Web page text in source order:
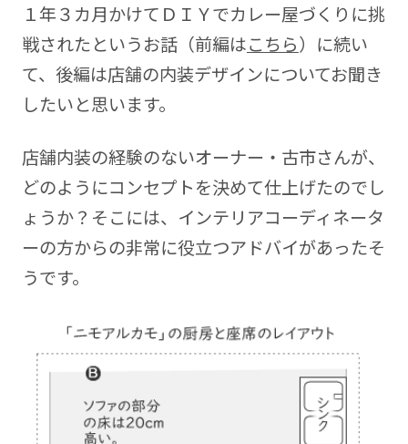
１年３カ月かけてＤＩＹでカレー屋づくりに挑
戦されたというお話（前編はこちら）に続い
て、後編は店舗の内装デザインについてお聞き
したいと思います。
店舗内装の経験のないオーナー・古市さんが、
どのようにコンセプトを決めて仕上げたのでし
ょうか？そこには、インテリアコーディネータ
ーの方からの非常に役立つアドバイがあったそ
うです。